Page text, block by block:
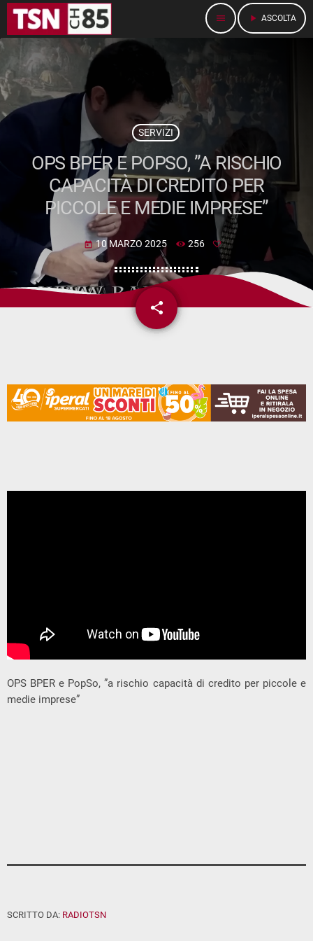
menu play_arrow ASCOLTA
SERVIZI
OPS BPER E POPSO, ”A RISCHIO
CAPACITÀ DI CREDITO PER
PICCOLE E MEDIE IMPRESE”
today 10 MARZO 2025 256
share
email
OPS BPER e PopSo, ”a rischio capacità di credito per piccole e
medie imprese”
SCRITTO DA: RADIOTSN